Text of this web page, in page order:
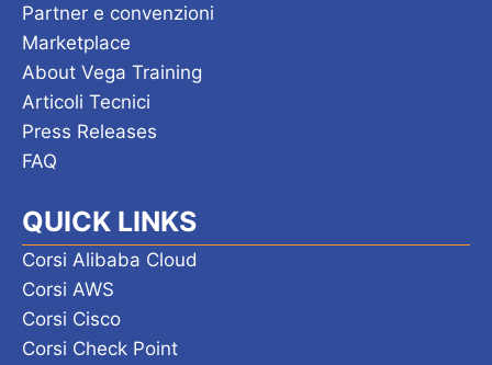
Partner e convenzioni
Marketplace
About Vega Training
Articoli Tecnici
Press Releases
FAQ
QUICK LINKS
Corsi Alibaba Cloud
Corsi AWS
Corsi Cisco
Corsi Check Point